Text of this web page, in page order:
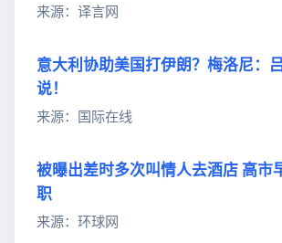
来源：译言网
意大利协助美国打伊朗？梅洛尼：
说！
来源：国际在线
被曝出差时多次叫情人去酒店 高市
职
来源：环球网